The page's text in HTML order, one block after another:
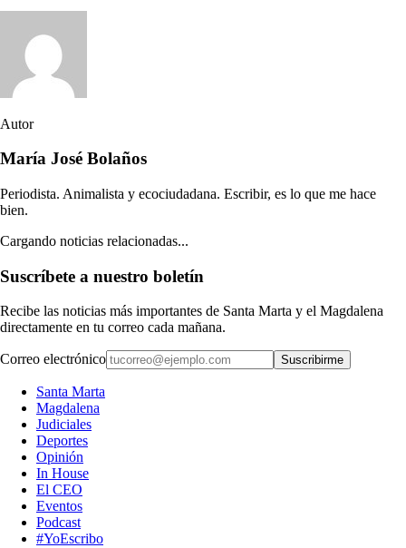
Autor
María José Bolaños
Periodista. Animalista y ecociudadana. Escribir, es lo que me hace
bien.
Cargando noticias relacionadas...
Suscríbete a nuestro boletín
Recibe las noticias más importantes de Santa Marta y el Magdalena
directamente en tu correo cada mañana.
Correo electrónico Suscribirme
Santa Marta
Magdalena
Judiciales
Deportes
Opinión
In House
El CEO
Eventos
Podcast
#YoEscribo